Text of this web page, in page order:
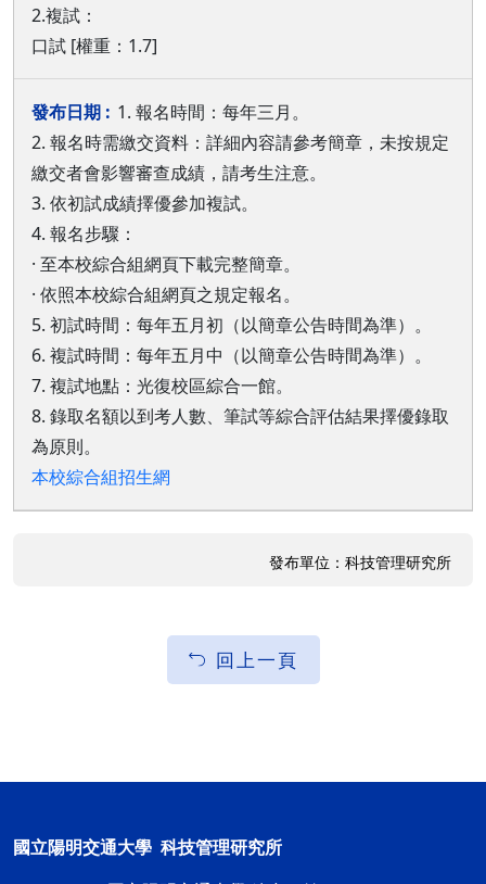
2.複試：
口試 [權重：1.7]
1. 報名時間：每年三月。
2. 報名時需繳交資料：詳細內容請參考簡章，未按規定
繳交者會影響審查成績，請考生注意。
3. 依初試成績擇優參加複試。
4. 報名步驟：
· 至本校綜合組網頁下載完整簡章。
· 依照本校綜合組網頁之規定報名。
5. 初試時間：每年五月初（以簡章公告時間為準）。
6. 複試時間：每年五月中（以簡章公告時間為準）。
7. 複試地點：光復校區綜合一館。
8. 錄取名額以到考人數、筆試等綜合評估結果擇優錄取
為原則。
本校綜合組招生網
發布單位：科技管理研究所
回上一頁
國立陽明交通大學 科技管理研究所